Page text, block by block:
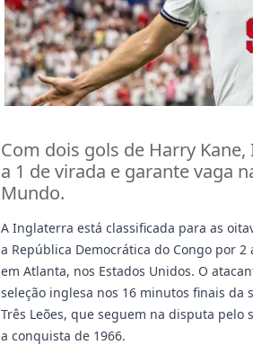
Com dois gols de Harry
a 1 de virada e garante vaga
Mundo.
A Inglaterra está classificada para as
a República Democrática do Congo por
em Atlanta, nos Estados Unidos. O
seleção inglesa nos 16 minutos finais da
Três Leões, que seguem na disputa
a conquista de 1966.